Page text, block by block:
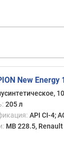
New Energy
205 л
API CI-4;
MB 228.5,